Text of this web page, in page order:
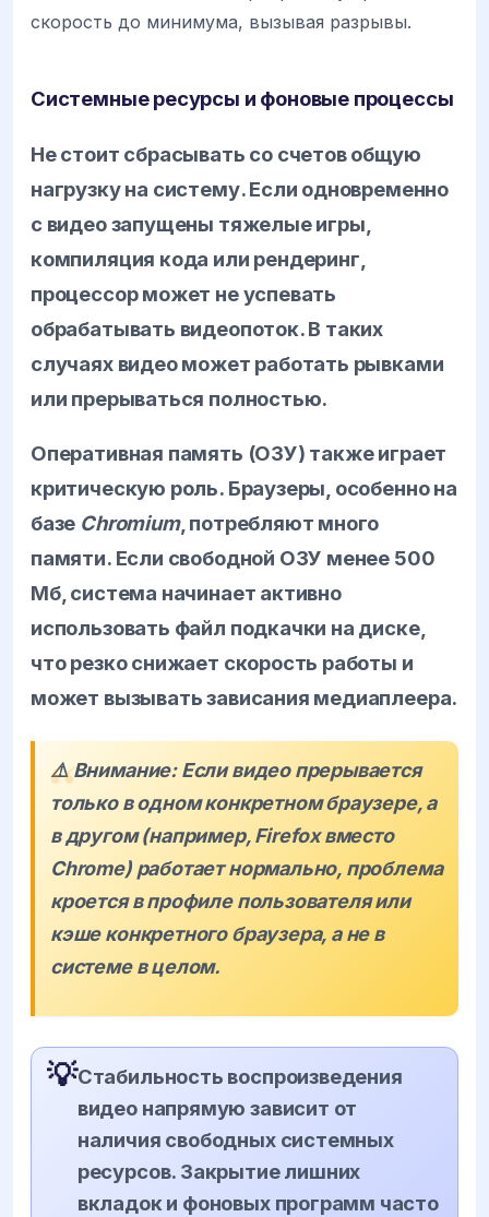
скорость до минимума, вызывая разрывы.
Системные ресурсы и фоновые процессы
Не стоит сбрасывать со счетов общую
нагрузку на систему. Если одновременно
с видео запущены тяжелые игры,
компиляция кода или рендеринг,
процессор может не успевать
обрабатывать видеопоток. В таких
случаях видео может работать рывками
или прерываться полностью.
Оперативная память (ОЗУ) также играет
критическую роль. Браузеры, особенно на
базе Chromium, потребляют много
памяти. Если свободной ОЗУ менее 500
Мб, система начинает активно
использовать файл подкачки на диске,
что резко снижает скорость работы и
может вызывать зависания медиаплеера.
⚠️ Внимание: Если видео прерывается
только в одном конкретном браузере, а
в другом (например, Firefox вместо
Chrome) работает нормально, проблема
кроется в профиле пользователя или
кэше конкретного браузера, а не в
системе в целом.
💡Стабильность воспроизведения
видео напрямую зависит от
наличия свободных системных
ресурсов. Закрытие лишних
вкладок и фоновых программ часто